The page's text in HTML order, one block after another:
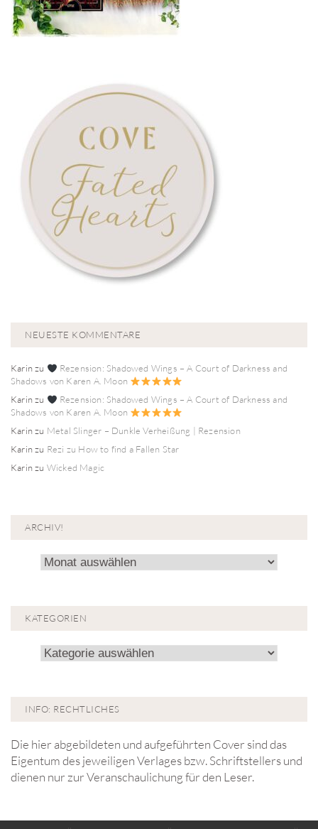
NEUESTE KOMMENTARE
Karinzu
Rezension: Shadowed Wings – A Court of Darkness and
Shadows von Karen A. Moon
Karinzu
Rezension: Shadowed Wings – A Court of Darkness and
Shadows von Karen A. Moon
Karinzu Metal Slinger – Dunkle Verheißung | Rezension
Karinzu Rezi zu How to find a Fallen Star
Karinzu Wicked Magic
ARCHIV!
Archiv!
KATEGORIEN
Kategorien
INFO: RECHTLICHES
Die hier abgebildeten und aufgeführten Cover sind das
Eigentum des jeweiligen Verlages bzw. Schriftstellers und
dienen nur zur Veranschaulichung für den Leser.